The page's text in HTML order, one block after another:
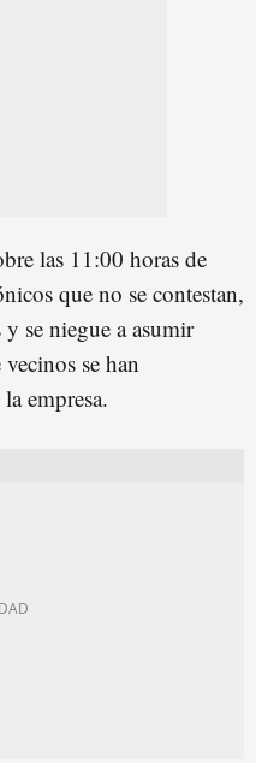
las 11:00 horas de
que no se contestan,
se niegue a asumir
se han
empresa.